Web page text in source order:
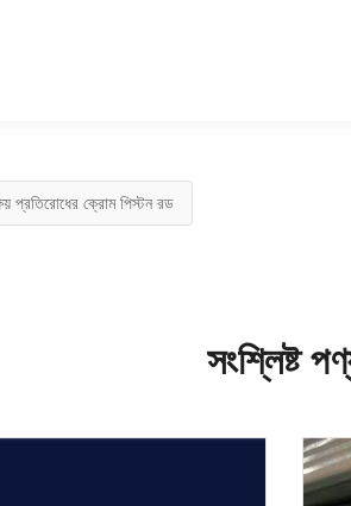
প্রতিরোধের ক্রোম পিস্টন রড
সংশ্লিষ্ট